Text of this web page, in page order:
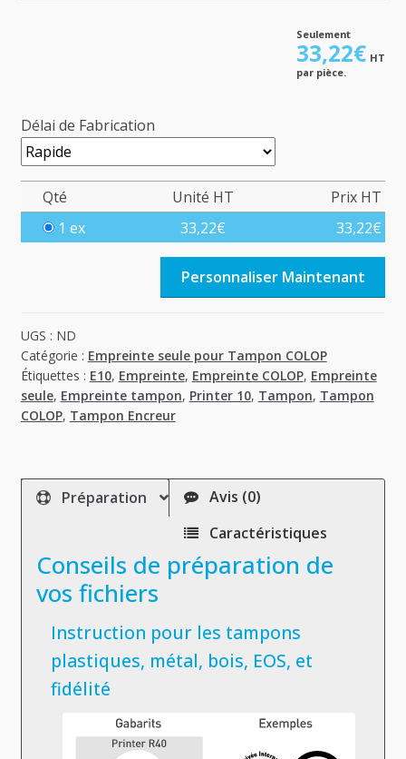
Seulement
33,22€ HT
par pièce.
Délai de Fabrication
Qté Unité HT
Prix HT
1 ex
33,22€ 33,22€
Personnaliser Maintenant
UGS : ND
Catégorie : Empreinte seule pour Tampon COLOP
Étiquettes : E10, Empreinte, Empreinte COLOP, Empreinte
seule, Empreinte tampon, Printer 10, Tampon, Tampon
COLOP, Tampon Encreur
Préparation
Avis (0)
Caractéristiques
Conseils de préparation de
vos fichiers
Instruction pour les tampons
plastiques, métal, bois, EOS, et
fidélité